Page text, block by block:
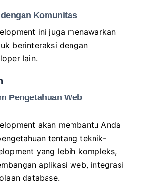
Komunitas
ini juga menawarkan
berinteraksi dengan
lain.
Pengetahuan Web
akan membantu Anda
tentang teknik-
yang lebih kompleks,
aplikasi web, integrasi
database.